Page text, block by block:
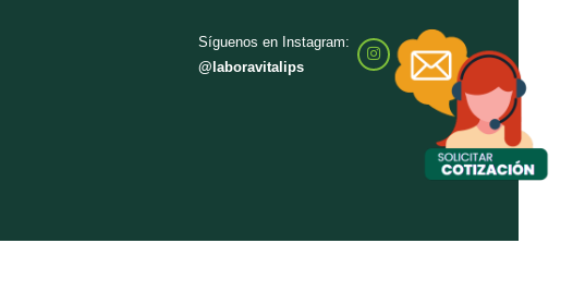
Síguenos en Instagram:
@laboravitalips